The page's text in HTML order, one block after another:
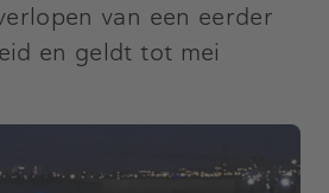
van een eerder
en geldt tot mei